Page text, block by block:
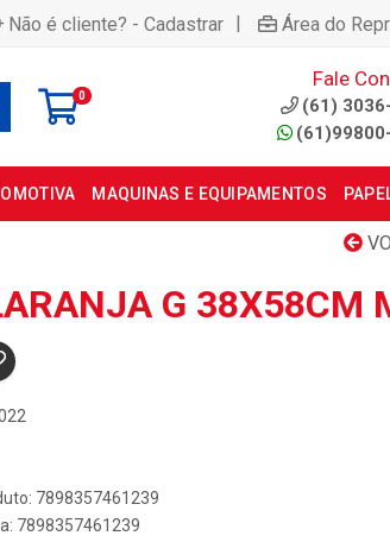
Não é cliente? - Cadastrar | Área do
0
Fale
(61)
MAQUINAS E EQUIPAMENTOS
G 38X58CM
7898357461239
7898357461239